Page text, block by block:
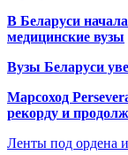
В Беларуси
медицинские вузы
Вузы Беларуси
Марсоход
рекорду и
Ленты под ордена